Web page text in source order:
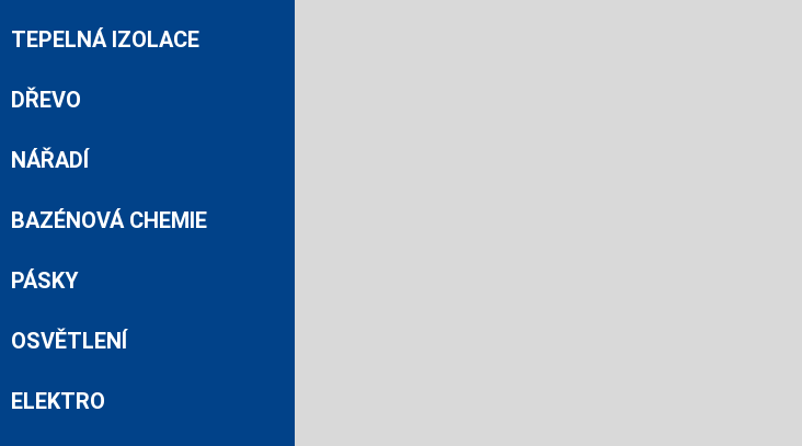
TEPELNÁ IZOLACE
DŘEVO
NÁŘADÍ
BAZÉNOVÁ CHEMIE
PÁSKY
OSVĚTLENÍ
ELEKTRO